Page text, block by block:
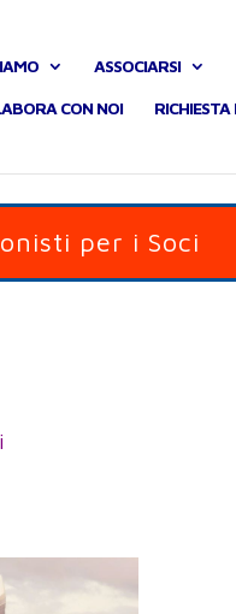
ASSOCIARSI
CON NOI
per i Soci